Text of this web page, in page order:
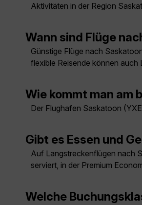
Aktivitäten in der Region
Wann sind Flüge
Günstige Flüge nach
flexible Reisende können
Wie kommt man am
Der Flughafen Saskatoon
Gibt es Essen und
Auf Langstreckenflügen nach
serviert, in der Premium
Welche